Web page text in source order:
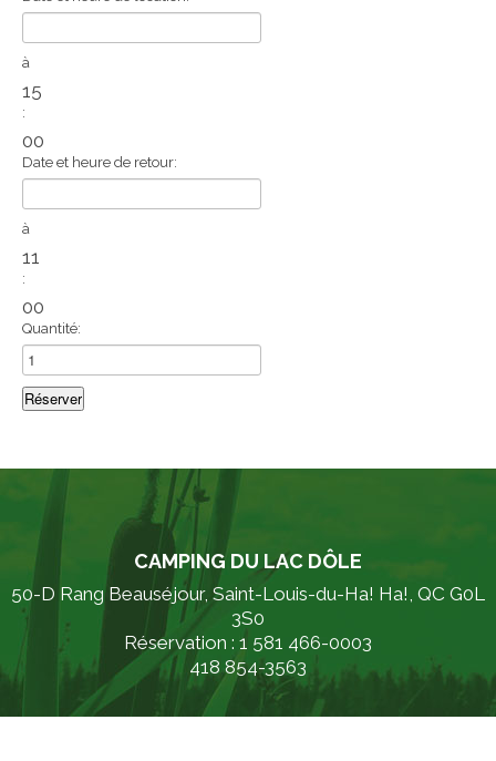
à
15
:
00
Date et heure de retour:
à
11
:
00
Quantité:
CAMPING DU LAC DÔLE
50-D Rang Beauséjour, Saint-Louis-du-Ha! Ha!, QC G0L
3S0
Réservation : 1 581 466-0003
418 854-3563